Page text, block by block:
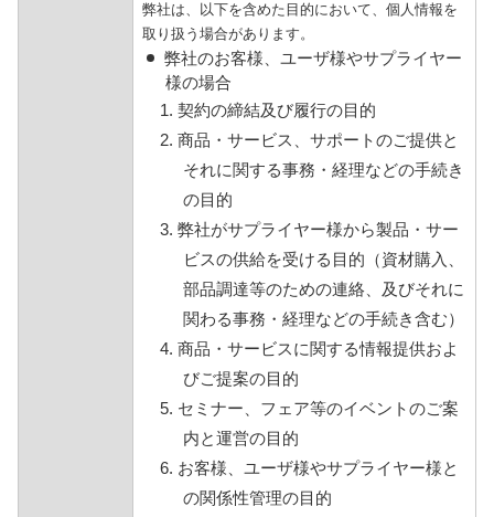
弊社は、以下を含めた目的において、個人情報を
取り扱う場合があります。
弊社のお客様、ユーザ様やサプライヤー
様の場合
1. 契約の締結及び履行の目的
2. 商品・サービス、サポートのご提供と
それに関する事務・経理などの手続き
の目的
3. 弊社がサプライヤー様から製品・サー
ビスの供給を受ける目的（資材購入、
部品調達等のための連絡、及びそれに
関わる事務・経理などの手続き含む）
4. 商品・サービスに関する情報提供およ
びご提案の目的
5. セミナー、フェア等のイベントのご案
内と運営の目的
6. お客様、ユーザ様やサプライヤー様と
の関係性管理の目的